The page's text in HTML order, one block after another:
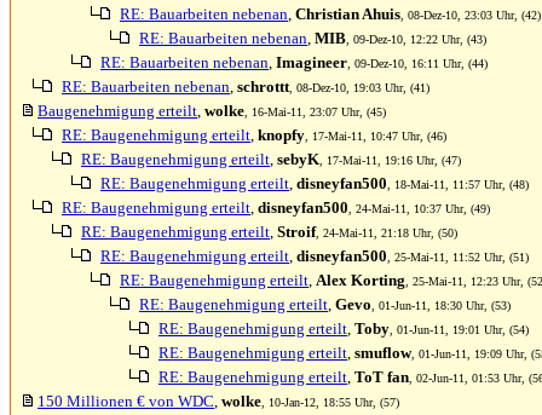
RE: Bauarbeiten nebenan, Christian Ahuis , 08-Dez-10, 23:03 Uhr, (42)
RE: Bauarbeiten nebenan, MIB , 09-Dez-10, 12:22 Uhr, (43)
RE: Bauarbeiten nebenan, Imagineer , 09-Dez-10, 16:11 Uhr, (44)
RE: Bauarbeiten nebenan, schrottt , 08-Dez-10, 19:03 Uhr, (41)
Baugenehmigung erteilt, wolke , 16-Mai-11, 23:07 Uhr, (45)
RE: Baugenehmigung erteilt, knopfy , 17-Mai-11, 10:47 Uhr, (46)
RE: Baugenehmigung erteilt, sebyK , 17-Mai-11, 19:16 Uhr, (47)
RE: Baugenehmigung erteilt, disneyfan500 , 18-Mai-11, 11:57 Uhr, (48)
RE: Baugenehmigung erteilt, disneyfan500 , 24-Mai-11, 10:37 Uhr, (49)
RE: Baugenehmigung erteilt, Stroif, 24-Mai-11, 21:18 Uhr, (50)
RE: Baugenehmigung erteilt, disneyfan500 , 25-Mai-11, 11:52 Uhr, (51)
RE: Baugenehmigung erteilt, Alex Korting , 25-Mai-11, 12:23 Uhr,
RE: Baugenehmigung erteilt, Gevo , 01-Jun-11, 18:30 Uhr, (53)
RE: Baugenehmigung erteilt, Toby , 01-Jun-11, 19:01 Uhr, (54)
RE: Baugenehmigung erteilt, smuflow, 01-Jun-11, 19:09 Uhr,
RE: Baugenehmigung erteilt, ToT fan , 02-Jun-11, 01:53 Uhr,
150 Millionen € von WDC, wolke , 10-Jan-12, 18:55 Uhr, (57)